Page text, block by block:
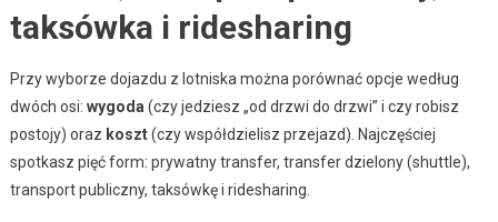
taksówka i ridesharing
Przy wyborze dojazdu z lotniska można porównać opcje według
dwóch osi: wygoda (czy jedziesz „od drzwi do drzwi” i czy robisz
postojy) oraz koszt(czy współdzielisz przejazd). Najczęściej
spotkasz pięć form: prywatny transfer, transfer dzielony (shuttle),
transport publiczny, taksówkę i ridesharing.